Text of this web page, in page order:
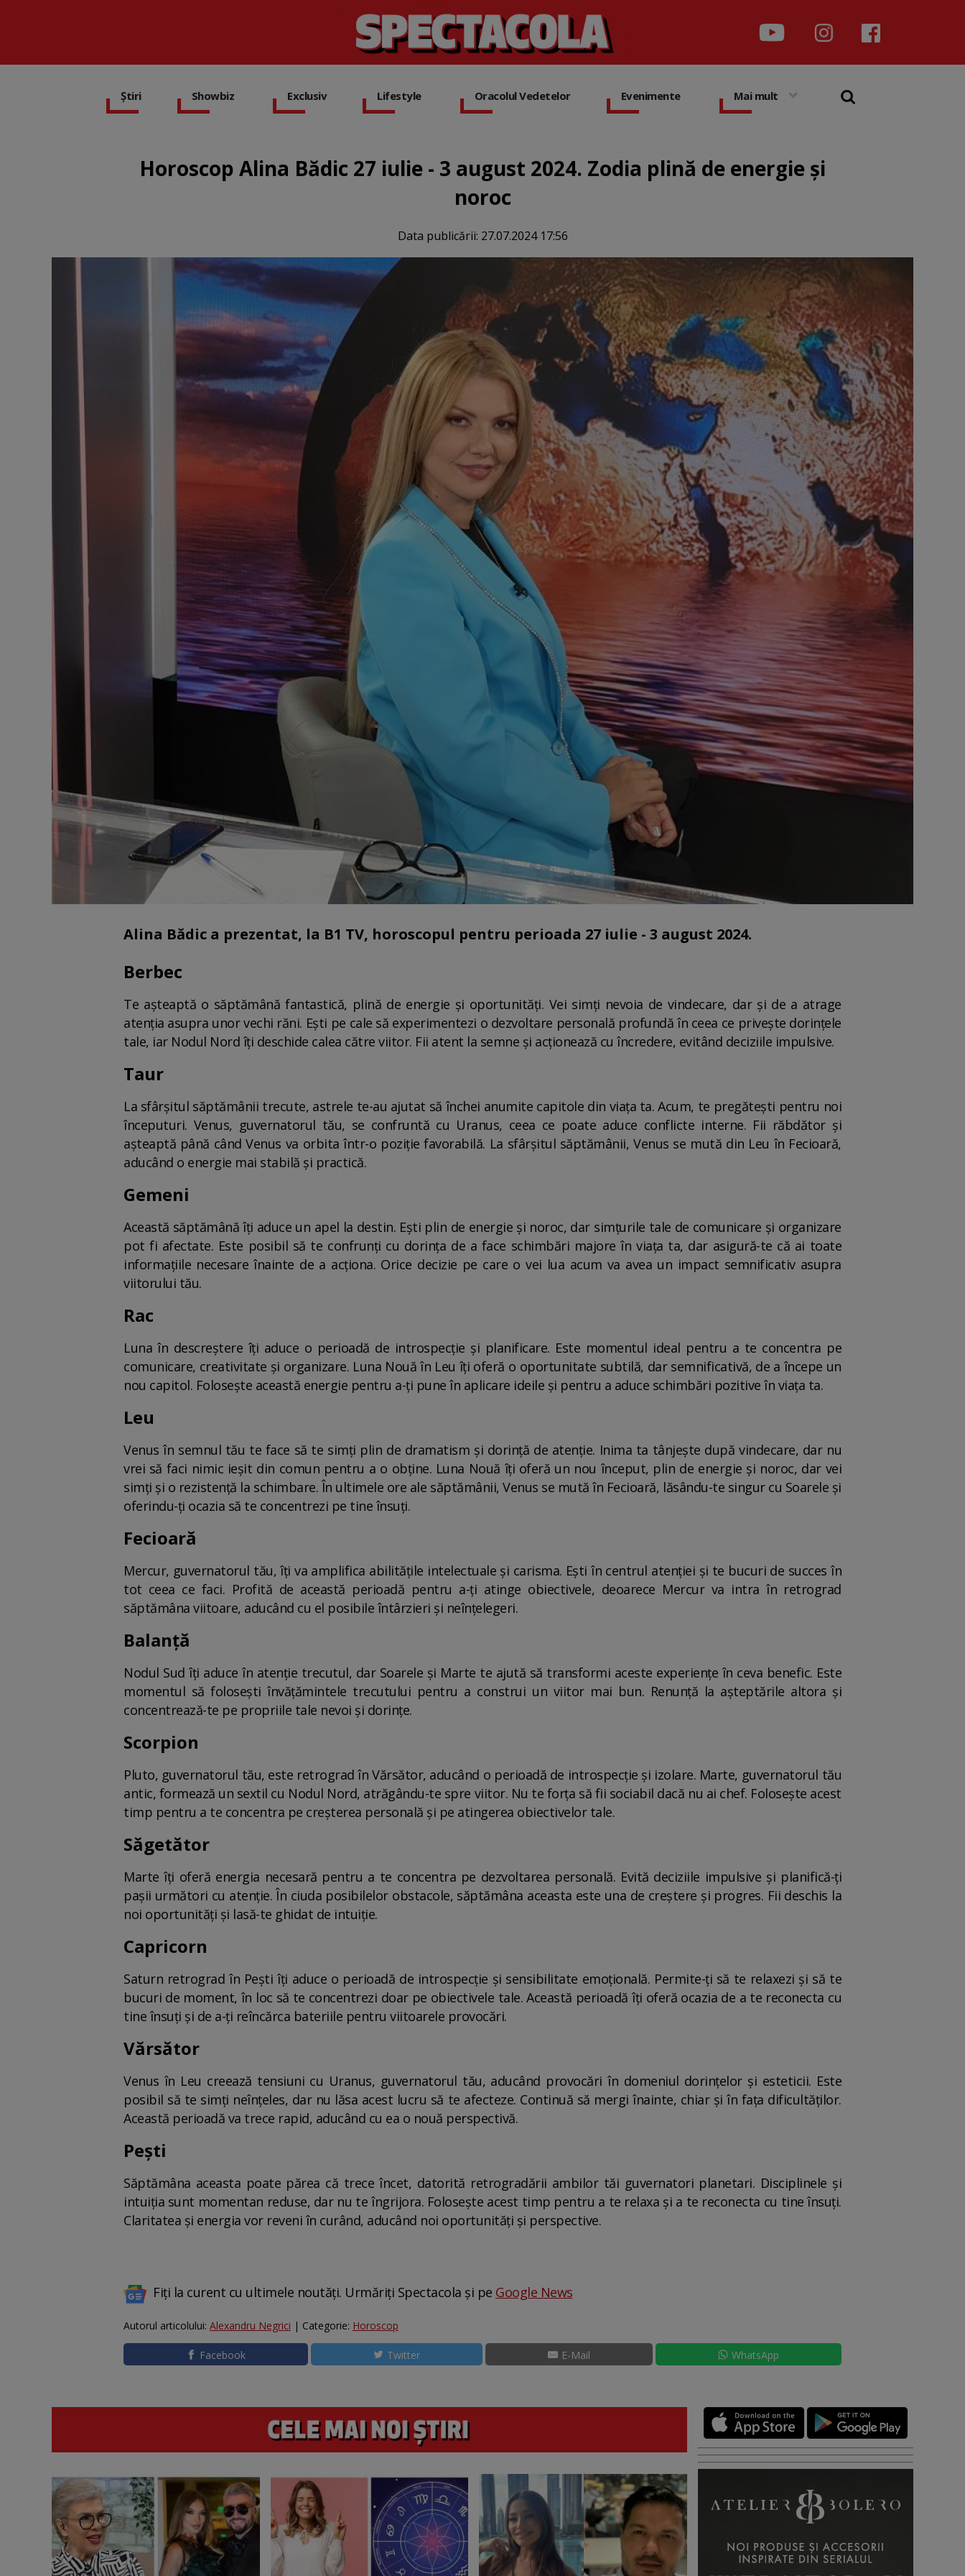
Știri Showbiz Exclusiv Lifestyle Oracolul Vedetelor Evenimente Mai mult
Horoscop Alina Bădic 27 iulie - 3 august 2024. Zodia plină de energie și
noroc
Data publicării: 27.07.2024 17:56
Alina Bădic a prezentat, la B1 TV, horoscopul pentru perioada 27 iulie - 3 august 2024.
Berbec
Te așteaptă o săptămână fantastică, plină de energie și oportunități. Vei simți nevoia de vindecare, dar și de a atrage
atenția asupra unor vechi răni. Ești pe cale să experimentezi o dezvoltare personală profundă în ceea ce privește dorințele
tale, iar Nodul Nord îți deschide calea către viitor. Fii atent la semne și acționează cu încredere, evitând deciziile impulsive.
Taur
La sfârșitul săptămânii trecute, astrele te-au ajutat să închei anumite capitole din viața ta. Acum, te pregătești pentru noi
începuturi. Venus, guvernatorul tău, se confruntă cu Uranus, ceea ce poate aduce conflicte interne. Fii răbdător și
așteaptă până când Venus va orbita într-o poziție favorabilă. La sfârșitul săptămânii, Venus se mută din Leu în Fecioară,
aducând o energie mai stabilă și practică.
Gemeni
Această săptămână îți aduce un apel la destin. Ești plin de energie și noroc, dar simțurile tale de comunicare și organizare
pot fi afectate. Este posibil să te confrunți cu dorința de a face schimbări majore în viața ta, dar asigură-te că ai toate
informațiile necesare înainte de a acționa. Orice decizie pe care o vei lua acum va avea un impact semnificativ asupra
viitorului tău.
Rac
Luna în descreștere îți aduce o perioadă de introspecție și planificare. Este momentul ideal pentru a te concentra pe
comunicare, creativitate și organizare. Luna Nouă în Leu îți oferă o oportunitate subtilă, dar semnificativă, de a începe un
nou capitol. Folosește această energie pentru a-ți pune în aplicare ideile și pentru a aduce schimbări pozitive în viața ta.
Leu
Venus în semnul tău te face să te simți plin de dramatism și dorință de atenție. Inima ta tânjește după vindecare, dar nu
vrei să faci nimic ieșit din comun pentru a o obține. Luna Nouă îți oferă un nou început, plin de energie și noroc, dar vei
simți și o rezistență la schimbare. În ultimele ore ale săptămânii, Venus se mută în Fecioară, lăsându-te singur cu Soarele și
oferindu-ți ocazia să te concentrezi pe tine însuți.
Fecioară
Mercur, guvernatorul tău, îți va amplifica abilitățile intelectuale și carisma. Ești în centrul atenției și te bucuri de succes în
tot ceea ce faci. Profită de această perioadă pentru a-ți atinge obiectivele, deoarece Mercur va intra în retrograd
săptămâna viitoare, aducând cu el posibile întârzieri și neînțelegeri.
Balanță
Nodul Sud îți aduce în atenție trecutul, dar Soarele și Marte te ajută să transformi aceste experiențe în ceva benefic. Este
momentul să folosești învățămintele trecutului pentru a construi un viitor mai bun. Renunță la așteptările altora și
concentrează-te pe propriile tale nevoi și dorințe.
Scorpion
Pluto, guvernatorul tău, este retrograd în Vărsător, aducând o perioadă de introspecție și izolare. Marte, guvernatorul tău
antic, formează un sextil cu Nodul Nord, atrăgându-te spre viitor. Nu te forța să fii sociabil dacă nu ai chef. Folosește acest
timp pentru a te concentra pe creșterea personală și pe atingerea obiectivelor tale.
Săgetător
Marte îți oferă energia necesară pentru a te concentra pe dezvoltarea personală. Evită deciziile impulsive și planifică-ți
pașii următori cu atenție. În ciuda posibilelor obstacole, săptămâna aceasta este una de creștere și progres. Fii deschis la
noi oportunități și lasă-te ghidat de intuiție.
Capricorn
Saturn retrograd în Pești îți aduce o perioadă de introspecție și sensibilitate emoțională. Permite-ți să te relaxezi și să te
bucuri de moment, în loc să te concentrezi doar pe obiectivele tale. Această perioadă îți oferă ocazia de a te reconecta cu
tine însuți și de a-ți reîncărca bateriile pentru viitoarele provocări.
Vărsător
Venus în Leu creează tensiuni cu Uranus, guvernatorul tău, aducând provocări în domeniul dorințelor și esteticii. Este
posibil să te simți neînțeles, dar nu lăsa acest lucru să te afecteze. Continuă să mergi înainte, chiar și în fața dificultăților.
Această perioadă va trece rapid, aducând cu ea o nouă perspectivă.
Pești
Săptămâna aceasta poate părea că trece încet, datorită retrogradării ambilor tăi guvernatori planetari. Disciplinele și
intuiția sunt momentan reduse, dar nu te îngrijora. Folosește acest timp pentru a te relaxa și a te reconecta cu tine însuți.
Claritatea și energia vor reveni în curând, aducând noi oportunități și perspective.
Fiți la curent cu ultimele noutăți. Urmăriți Spectacola și pe Google News
Autorul articolului: Alexandru Negrici | Categorie: Horoscop
Facebook Twitter E-Mail WhatsApp